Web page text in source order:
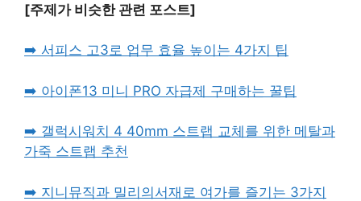
[주제가 비슷한 관련 포스트]
➡️ 서피스 고3로 업무 효율 높이는 4가지 팁
➡️ 아이폰13 미니 PRO 자급제 구매하는 꿀팁
➡️ 갤럭시워치 4 40mm 스트랩 교체를 위한 메탈과
가죽 스트랩 추천
➡️ 지니뮤직과 밀리의서재로 여가를 즐기는 3가지